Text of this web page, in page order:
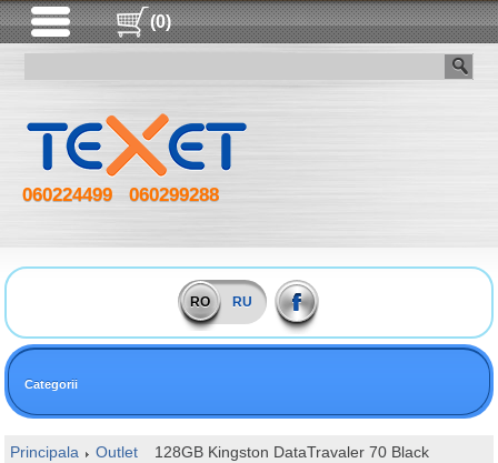
(0)
060224499 060299288
RO RU
Categorii
Principala Outlet 128GB Kingston DataTravaler 70 Black